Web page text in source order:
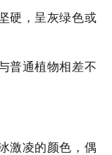
硬，呈灰绿色或
普通植物相差不
激凌的颜色，偶